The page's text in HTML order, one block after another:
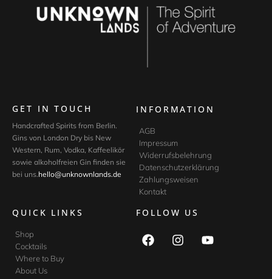
GET IN TOUCH
Handcrafted Spirits from Berlin.
Gins von London Dry bis New
Western, Rum, Vodka, Kaffeelikör
sowie alkoholfreien Gin finden sie
bei uns.hello@unknownlands.de
INFORMATION
AGB
Impressum
Widerrufsbelehrung
Datenschutzerklärung
Zahlungsweisen
Kontakt
QUICK LINKS
Shop
Cocktails
Where to Buy
About Us
FOLLOW US